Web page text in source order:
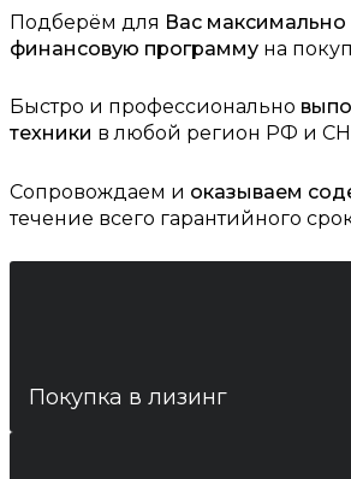
Подберём для Вас
финансовую программу на
Быстро и профессионально
техники в любой регион РФ и
Сопровождаем и оказываем
течение всего гарантийного
Покупка в лизинг